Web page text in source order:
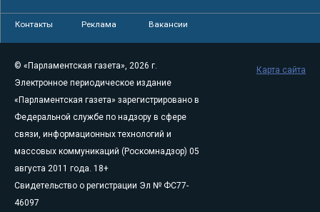
Контакты Реклама Вакансии
© «Парламентская газета», 2026 г.
Электронное периодическое издание
«Парламентская газета» зарегистрировано в
Федеральной службе по надзору в сфере
связи, информационных технологий и
массовых коммуникаций (Роскомнадзор) 05
августа 2011 года. 18+
Свидетельство о регистрации Эл № ФС77-
46097
Карта сайта